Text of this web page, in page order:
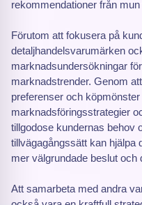
rekommendationer från mun
Förutom att fokusera på
detaljhandelsvarumärken
marknadsundersökningar
marknadstrender. Genom
preferenser och
marknadsföringsstrategier
tillgodose kundernas behov
tillvägagångssätt kan hjälpa
mer välgrundade beslut och
Att samarbeta med andra